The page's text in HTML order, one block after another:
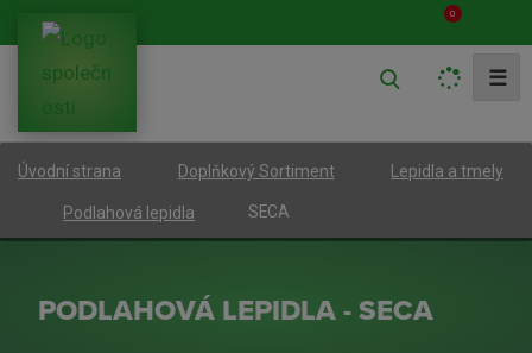
0
h
l
d
t
☰
Úvodní strana Doplňkový Sortiment Lepidla a tmely
Podlahová lepidla SECA
PODLAHOVÁ LEPIDLA - SECA